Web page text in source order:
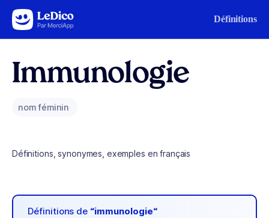
Aller au contenu Définitions
Immunologie
nom féminin
Définitions, synonymes, exemples en français
Définitions de “immunologie“